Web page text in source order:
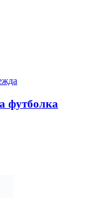
футболка